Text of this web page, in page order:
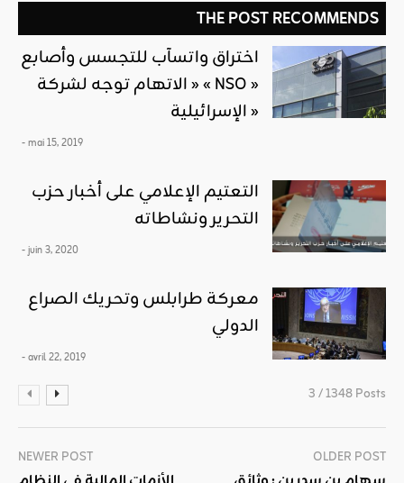
THE POST RECOMMENDS
اختراق واتسآب للتجسس وأصابع
الاتهام توجه لشركة » « NSO »
الإسرائيلية »
- mai 15, 2019
التعتيم الإعلامي على أخبار حزب
التحرير ونشاطاته
- juin 3, 2020
معركة طرابلس وتحريك الصراع
الدولي
- avril 22, 2019
3 / 1348 Posts
NEWER POST OLDER POST